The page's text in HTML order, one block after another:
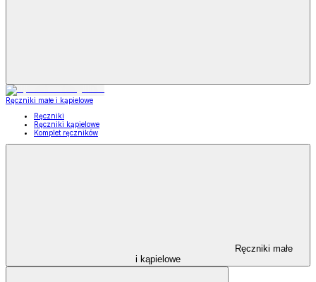
Ręczniki małe i kąpielowe
Ręczniki
Ręczniki kąpielowe
Komplet ręczników
Ręczniki małe
i kąpielowe